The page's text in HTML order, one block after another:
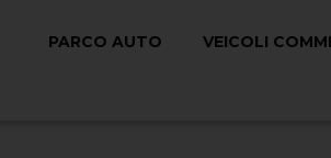
PARCO AUTO VEICOLI